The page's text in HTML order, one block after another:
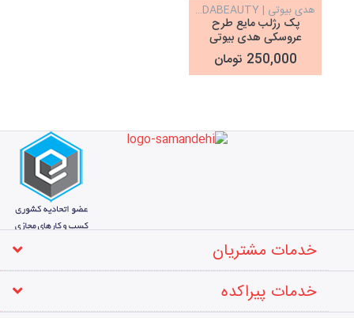
هدی بیوتی | HUDABEAUTY
پک رژلب مایع طرح
عروسکی هدی بیوتی
Huda Beauty
250,000 تومان
خدمات مشتریان
خدمات پیراکده